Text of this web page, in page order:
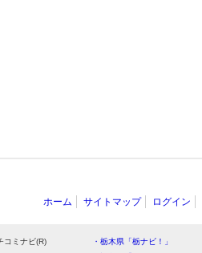
ホーム サイトマップ ログイン
コミナビ(R) ・栃木県「栃ナビ！」